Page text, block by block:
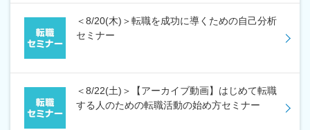
＜8/20(木)＞転職を成功に導くための自己分析
セミナー
＜8/22(土)＞【アーカイブ動画】はじめて転職
する人のための転職活動の始め方セミナー